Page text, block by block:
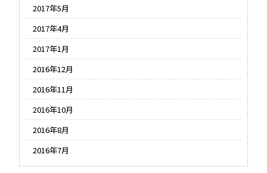
2017年5月
2017年4月
2017年1月
2016年12月
2016年11月
2016年10月
2016年8月
2016年7月